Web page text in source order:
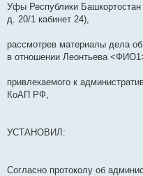
Уфы Республики
д. 20/1 кабинет 24),
рассмотрев материалы дела
в отношении Леонтьева
привлекаемого к
КоАП РФ,
УСТАНОВИЛ:
Согласно протоколу об